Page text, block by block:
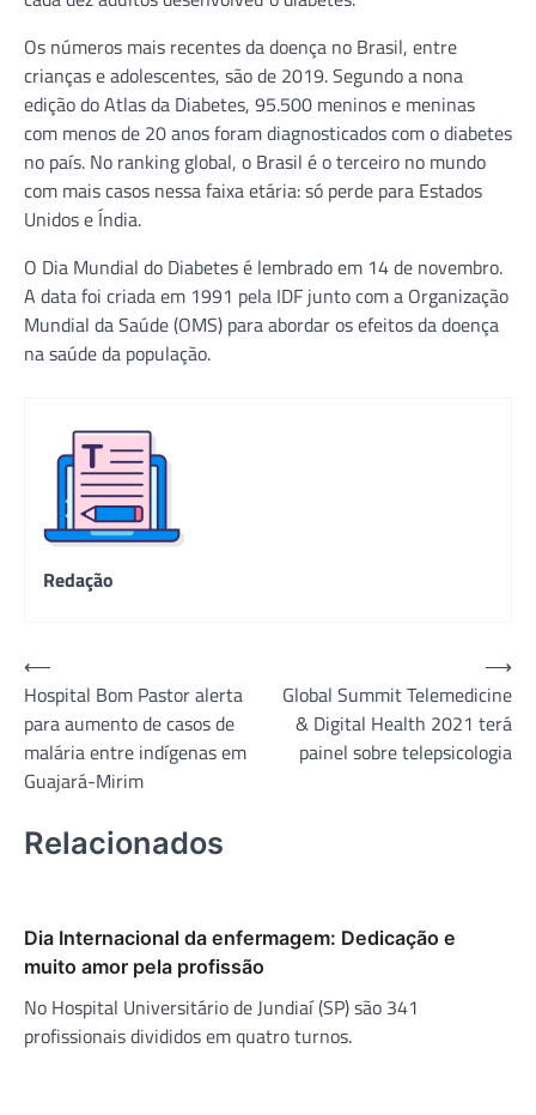
Os números mais recentes da doença no Brasil, entre
crianças e adolescentes, são de 2019. Segundo a nona
edição do Atlas da Diabetes, 95.500 meninos e meninas
com menos de 20 anos foram diagnosticados com o diabetes
no país. No ranking global, o Brasil é o terceiro no mundo
com mais casos nessa faixa etária: só perde para Estados
Unidos e Índia.
O Dia Mundial do Diabetes é lembrado em 14 de novembro.
A data foi criada em 1991 pela IDF junto com a Organização
Mundial da Saúde (OMS) para abordar os efeitos da doença
na saúde da população.
Redação
Navegação
de
Post
⟵
Hospital Bom Pastor alerta
para aumento de casos de
malária entre indígenas em
Guajará-Mirim
Global Summit Telemedicine
& Digital Health 2021 terá
painel sobre telepsicologia
⟶
Relacionados
Dia Internacional da enfermagem: Dedicação e
muito amor pela profissão
No Hospital Universitário de Jundiaí (SP) são 341
profissionais divididos em quatro turnos.